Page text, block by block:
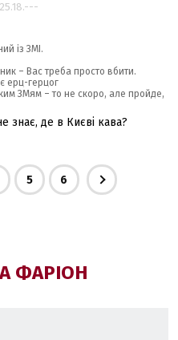
із ЗМІ.
– Вас треба просто вбити.
ерц-герцог
ЗМям – то не скоро, але пройде,
знає, де в Києві кава?
5 6
ФАРІОН